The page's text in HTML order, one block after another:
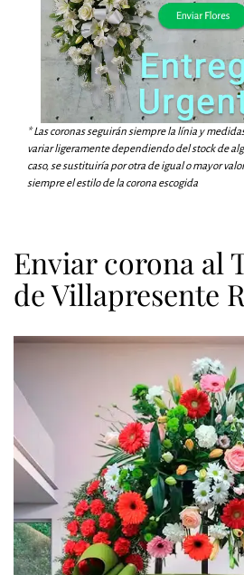
* Las coronas seguirán siempre la línia y
variar ligeramente dependiendo del stock de
caso, se sustituiría por otra de igual o mayor
siempre el estilo de la corona escogida
Enviar corona al
de Villapresente